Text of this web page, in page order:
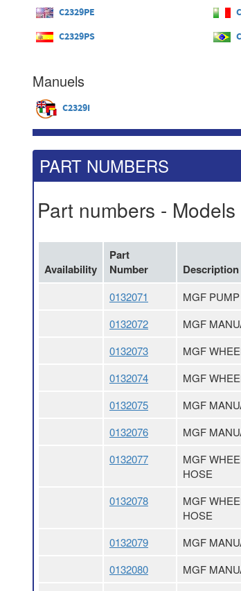
C2329PE
C2329PS
Manuels
C2329I
PART NUMBERS
Part numbers -
Availability
Part
Number
Description
0132071
MGF
0132072
MGF
0132073
MGF
0132074
MGF
0132075
MGF
0132076
MGF
0132077
MGF
HOSE
0132078
MGF
HOSE
0132079
MGF
0132080
MGF